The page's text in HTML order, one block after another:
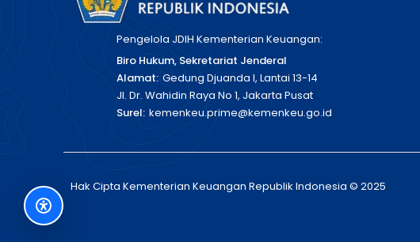
Pengelola JDIH Kementerian Keuangan:
Biro Hukum, Sekretariat Jenderal
Alamat: Gedung Djuanda I, Lantai 13-14
Jl. Dr. Wahidin Raya No 1, Jakarta Pusat
Surel: kemenkeu.prime@kemenkeu.go.id
Hak Cipta Kementerian Keuangan Republik Indonesia © 2025